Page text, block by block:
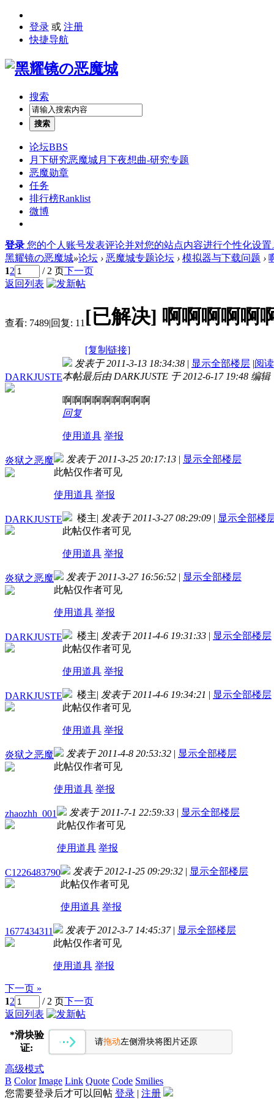
登录 或 注册
快捷导航
搜索
搜索
论坛BBS
月下研究恶魔城月下夜想曲-研究专题
恶魔勋章
任务
排行榜Ranklist
微博
登录 您的个人账号发表评论并对您的站点内容进行个性化设置
黑耀镜の恶魔城»论坛 › 恶魔城专题论坛 › 模拟器与下载问题 ›
12 / 2 页下一页
返回列表
查看: 7489|回复: 11 [已解决] 啊啊啊啊啊
[复制链接]
DARKJUSTE
发表于 2011-3-13 18:34:38 | 显示全部楼层 |阅
本帖最后由 DARKJUSTE 于 2012-6-17 19:48 编辑
啊啊啊啊啊啊啊啊啊
回复
使用道具 举报
炎狱之恶魔 发表于 2011-3-25 20:17:13 | 显示全部楼层
此帖仅作者可见
使用道具 举报
DARKJUSTE 楼主| 发表于 2011-3-27 08:29:09 | 显示全部楼
此帖仅作者可见
使用道具 举报
炎狱之恶魔 发表于 2011-3-27 16:56:52 | 显示全部楼层
此帖仅作者可见
使用道具 举报
DARKJUSTE 楼主| 发表于 2011-4-6 19:31:33 | 显示全部楼层
此帖仅作者可见
使用道具 举报
DARKJUSTE 楼主| 发表于 2011-4-6 19:34:21 | 显示全部楼层
此帖仅作者可见
使用道具 举报
炎狱之恶魔 发表于 2011-4-8 20:53:32 | 显示全部楼层
此帖仅作者可见
使用道具 举报
zhaozhh_001 发表于 2011-7-1 22:59:33 | 显示全部楼层
此帖仅作者可见
使用道具 举报
C1226483790 发表于 2012-1-25 09:29:32 | 显示全部楼层
此帖仅作者可见
使用道具 举报
1677434311 发表于 2012-3-7 14:45:37 | 显示全部楼层
此帖仅作者可见
使用道具 举报
下一页 »
12 / 2 页下一页
返回列表
*滑块验
证:
请拖动左侧滑块将图片还原
高级模式
B Color Image Link Quote Code Smilies
您需要登录后才可以回帖 登录 | 注册